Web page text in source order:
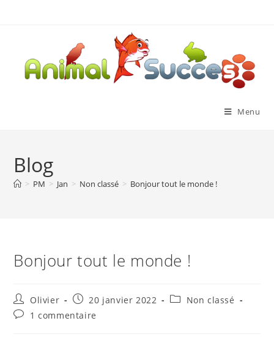
Menu
Blog
> PM > Jan > Non classé > Bonjour tout le monde !
Bonjour tout le monde !
Olivier 20 janvier 2022
Non classé
1 commentaire